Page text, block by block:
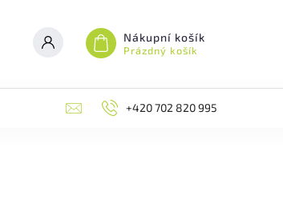
Nákupní košík
Prázdný košík
RECENZE BLOG
+420 702 820 995